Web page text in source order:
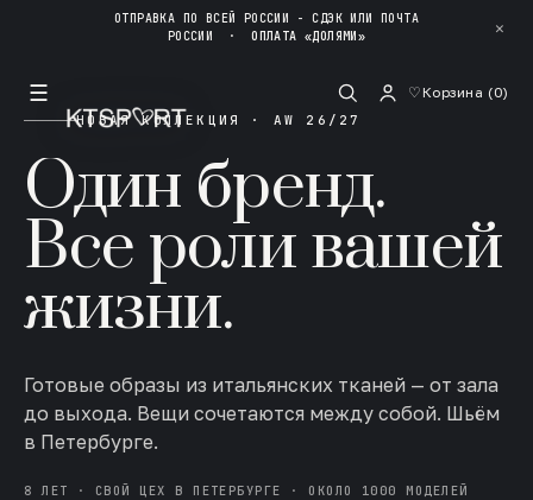
ОТПРАВКА ПО ВСЕЙ РОССИИ - СДЭК ИЛИ ПОЧТА
РОССИИ ·ОПЛАТА «ДОЛЯМИ» ✕
☰ ♡Корзина (0)
НОВАЯ КОЛЛЕКЦИЯ · AW 26/27
Один бренд.
Все роли вашей
жизни.
Готовые образы из итальянских тканей — от зала
до выхода. Вещи сочетаются между собой. Шьём
в Петербурге.
8 ЛЕТ · СВОЙ ЦЕХ В ПЕТЕРБУРГЕ · ОКОЛО 1000 МОДЕЛЕЙ